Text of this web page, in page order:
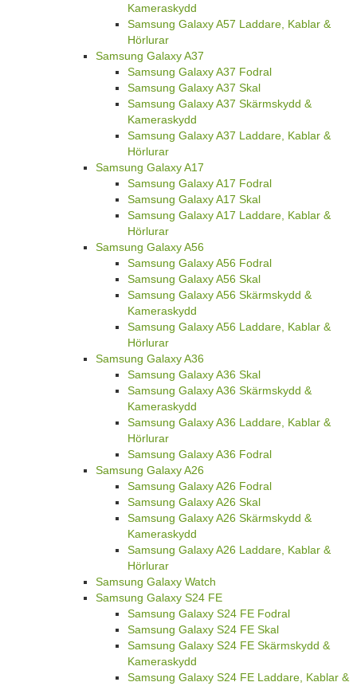
Kameraskydd
Samsung Galaxy A57 Laddare, Kablar &
Hörlurar
Samsung Galaxy A37
Samsung Galaxy A37 Fodral
Samsung Galaxy A37 Skal
Samsung Galaxy A37 Skärmskydd &
Kameraskydd
Samsung Galaxy A37 Laddare, Kablar &
Hörlurar
Samsung Galaxy A17
Samsung Galaxy A17 Fodral
Samsung Galaxy A17 Skal
Samsung Galaxy A17 Laddare, Kablar &
Hörlurar
Samsung Galaxy A56
Samsung Galaxy A56 Fodral
Samsung Galaxy A56 Skal
Samsung Galaxy A56 Skärmskydd &
Kameraskydd
Samsung Galaxy A56 Laddare, Kablar &
Hörlurar
Samsung Galaxy A36
Samsung Galaxy A36 Skal
Samsung Galaxy A36 Skärmskydd &
Kameraskydd
Samsung Galaxy A36 Laddare, Kablar &
Hörlurar
Samsung Galaxy A36 Fodral
Samsung Galaxy A26
Samsung Galaxy A26 Fodral
Samsung Galaxy A26 Skal
Samsung Galaxy A26 Skärmskydd &
Kameraskydd
Samsung Galaxy A26 Laddare, Kablar &
Hörlurar
Samsung Galaxy Watch
Samsung Galaxy S24 FE
Samsung Galaxy S24 FE Fodral
Samsung Galaxy S24 FE Skal
Samsung Galaxy S24 FE Skärmskydd &
Kameraskydd
Samsung Galaxy S24 FE Laddare, Kablar &